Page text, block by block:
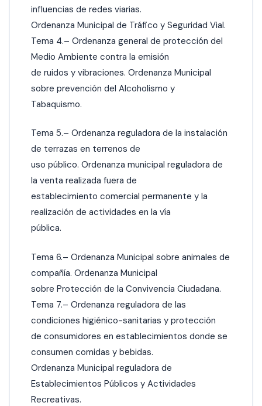
influencias de redes viarias.
Ordenanza Municipal de Tráfico y Seguridad Vial.
Tema 4.– Ordenanza general de protección del
Medio Ambiente contra la emisión
de ruidos y vibraciones. Ordenanza Municipal
sobre prevención del Alcoholismo y
Tabaquismo.
Tema 5.– Ordenanza reguladora de la instalación
de terrazas en terrenos de
uso público. Ordenanza municipal reguladora de
la venta realizada fuera de
establecimiento comercial permanente y la
realización de actividades en la vía
pública.
Tema 6.– Ordenanza Municipal sobre animales de
compañía. Ordenanza Municipal
sobre Protección de la Convivencia Ciudadana.
Tema 7.– Ordenanza reguladora de las
condiciones higiénico-sanitarias y protección
de consumidores en establecimientos donde se
consumen comidas y bebidas.
Ordenanza Municipal reguladora de
Establecimientos Públicos y Actividades
Recreativas.